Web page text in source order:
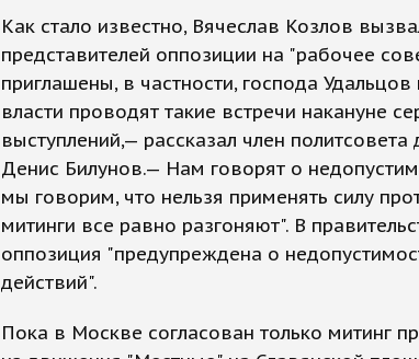
Как стало известно, Вячеслав Козлов
представителей оппозиции на "рабочее
приглашены, в частности, господа
власти проводят такие встречи накануне
выступлений,— рассказал член
Денис Билунов.— Нам говорят о
мы говорим, что нельзя применять силу
митинги все равно разгоняют". В
оппозиция "предупреждена о
действий".
Пока в Москве согласован только митинг